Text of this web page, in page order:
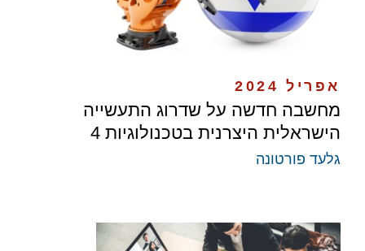
אפריל 2024
מחשבה חדשה על שדרוג התעשייה
הישראלית היצרנית בטכנולוגיות 4
גלעד פורטונה